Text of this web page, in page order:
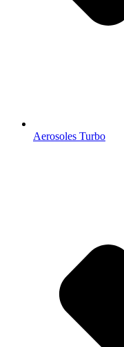
Aerosoles Turbo